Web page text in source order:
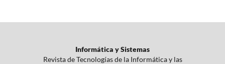
Informática y Sistemas
Revista de Tecnologías de la Informática y las